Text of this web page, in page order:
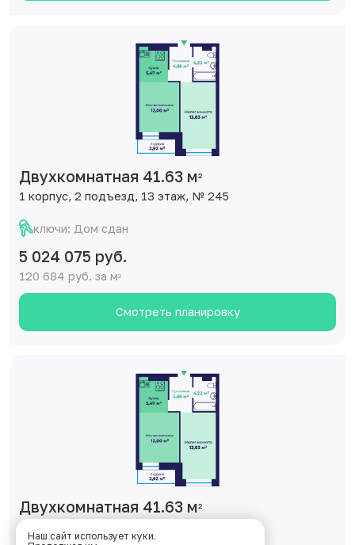
Двухкомнатная 41.63 м2
1 корпус, 2 подъезд, 13 этаж, № 245
ключи: Дом сдан
5 024 075 руб.
120 684 руб. за м2
Смотреть планировку
Двухкомнатная 41.63 м2
1 корпус, 2 подъезд, 14 этаж, № 253
Наш сайт использует куки.